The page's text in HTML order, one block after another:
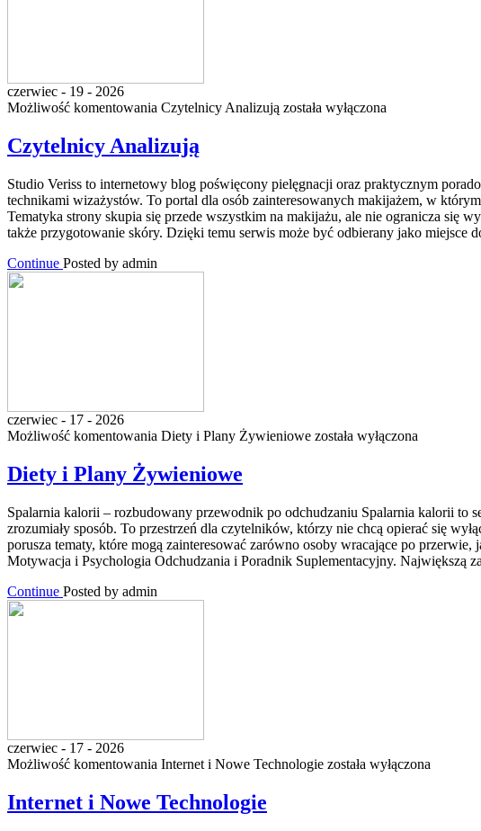
czerwiec - 19 - 2026
Możliwość komentowania Czytelnicy Analizują została wyłączona
Czytelnicy Analizują
Studio Veriss to internetowy blog poświęcony pielęgnacji oraz praktycznym
technikami wizażystów. To portal dla osób zainteresowanych makijażem, w
Tematyka strony skupia się przede wszystkim na makijażu, ale nie ogranicza się
także przygotowanie skóry. Dzięki temu serwis może być odbierany jako miejsce
Continue Posted by admin
czerwiec - 17 - 2026
Możliwość komentowania Diety i Plany Żywieniowe została wyłączona
Diety i Plany Żywieniowe
Spalarnia kalorii – rozbudowany przewodnik po odchudzaniu Spalarnia kalorii to
zrozumiały sposób. To przestrzeń dla czytelników, którzy nie chcą opierać się
porusza tematy, które mogą zainteresować zarówno osoby wracające po
Motywacja i Psychologia Odchudzania i Poradnik Suplementacyjny. Największą
Continue Posted by admin
czerwiec - 17 - 2026
Możliwość komentowania Internet i Nowe Technologie została wyłączona
Internet i Nowe Technologie